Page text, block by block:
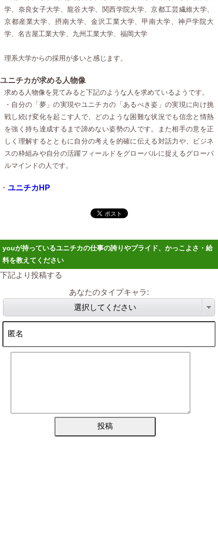
学、奈良女子大学、龍谷大学、関西学院大学、京都工芸繊維大学、
京都産業大学、摂南大学、金沢工業大学、甲南大学、神戸学院大
学、名古屋工業大学、九州工業大学、福岡大学
理系大学からの採用が多いと感じます。
ユニチカが求める人物像
求める人物像を見てみると下記のような人を求めているようです。
・自分の「夢」の実現やユニチカの「あるべき姿」の実現に向け挑
戦し続け変化を起こす人で、どのような困難な状況でも信念と情熱
を強く持ち達成するまで諦めない姿勢の人です。また相手の意を正
しく理解するとともに自分の考えを的確に伝える対話力や、ビジネ
スの枠組みや自分の活躍フィールドをグローバルに捉えるグローバ
ルマインドの人です。
・ ユニチカHP
youが持っているユニチカの仕事の誇りやプライド、かっこよさ・給
料を教えてください
下記より投稿する
あなたのタイプキャラ:
選択してください